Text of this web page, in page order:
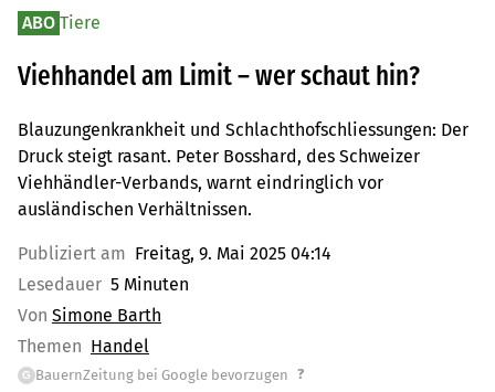
ABO Tiere
Viehhandel am Limit – wer schaut hin?
Blauzungenkrankheit und Schlachthofschliessungen: Der
Druck steigt rasant. Peter Bosshard, des Schweizer
Viehhändler-Verbands, warnt eindringlich vor
ausländischen Verhältnissen.
Publiziert am Freitag, 9. Mai 2025 04:14
Lesedauer 5 Minuten
Von Simone Barth
Themen Handel
G BauernZeitung bei Google bevorzugen ?